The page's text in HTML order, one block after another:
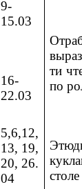
9-
15.03
16-
22.03
5,6,12,
13, 19,
20, 26.
04
ти
по